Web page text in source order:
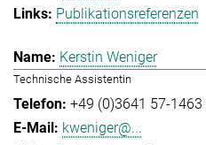
Publikationsreferenzen
Kerstin Weniger
Technische Assistentin
+49 (0)3641 57-1463
kweniger@...